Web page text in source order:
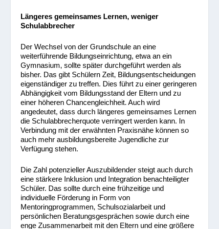
Längeres gemeinsames Lernen, weniger
Schulabbrecher
Der Wechsel von der Grundschule an eine
weiterführende Bildungseinrichtung, etwa an ein
Gymnasium, sollte später durchgeführt werden als
bisher. Das gibt Schülern Zeit, Bildungsentscheidungen
eigenständiger zu treffen. Dies führt zu einer geringeren
Abhängigkeit vom Bildungsstand der Eltern und zu
einer höheren Chancengleichheit. Auch wird
angedeutet, dass durch längeres gemeinsames Lernen
die Schulabbrecherquote verringert werden kann. In
Verbindung mit der erwähnten Praxisnähe können so
auch mehr ausbildungsbereite Jugendliche zur
Verfügung stehen.
Die Zahl potenzieller Auszubildender steigt auch durch
eine stärkere Inklusion und Integration benachteiligter
Schüler. Das sollte durch eine frühzeitige und
individuelle Förderung in Form von
Mentoringprogrammen, Schulsozialarbeit und
persönlichen Beratungsgesprächen sowie durch eine
enge Zusammenarbeit mit den Eltern und eine größere